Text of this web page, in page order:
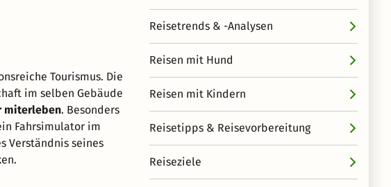
Tourismus. Die
im selben Gebäude
miterleben. Besonders
Fahrsimulator im
Verständnis seines
Reisetrends & -Analysen
Reisen mit Hund
Reisen mit Kindern
Reisetipps & Reisevorbereitung
Reiseziele